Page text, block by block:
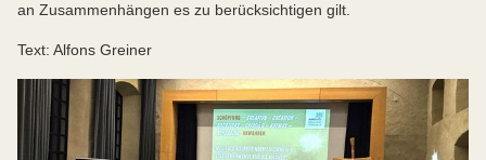
an Zusammenhängen es zu berücksichtigen gilt.
Text: Alfons Greiner